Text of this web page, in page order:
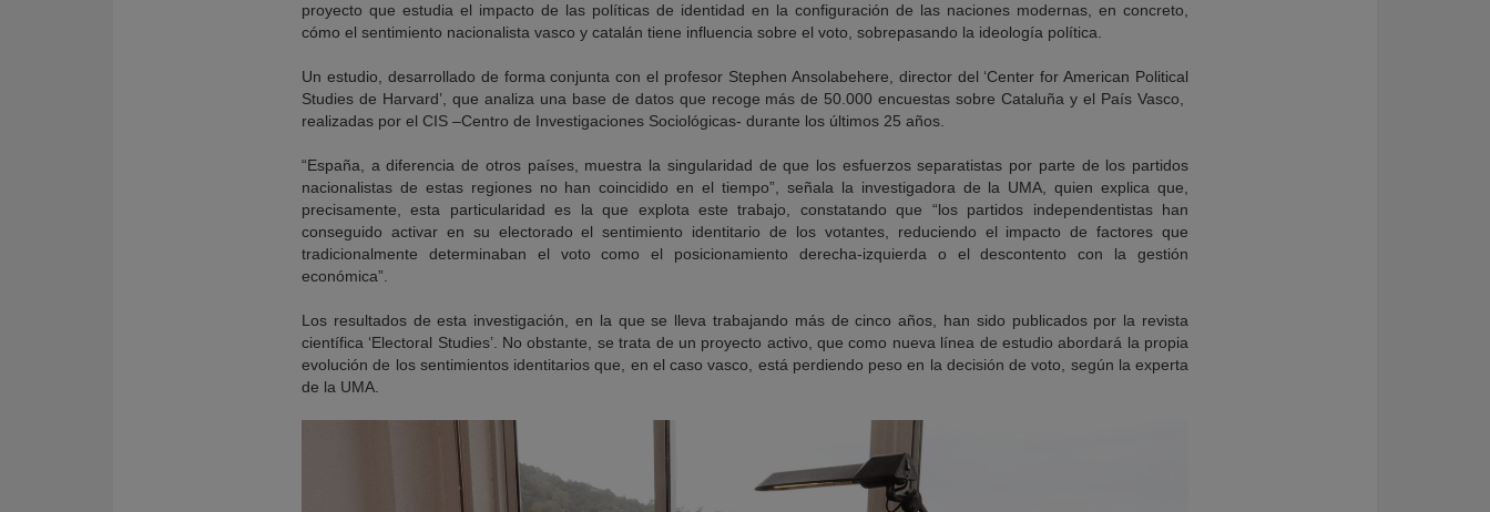
proyecto que estudia el impacto de las políticas de identidad en la configuración de las naciones modernas, en concreto,
cómo el sentimiento nacionalista vasco y catalán tiene influencia sobre el voto, sobrepasando la ideología política.
Un estudio, desarrollado de forma conjunta con el profesor Stephen Ansolabehere, director del ‘Center for American Political
Studies de Harvard’, que analiza una base de datos que recoge más de 50.000 encuestas sobre Cataluña y el País Vasco,
realizadas por el CIS –Centro de Investigaciones Sociológicas- durante los últimos 25 años.
“España, a diferencia de otros países, muestra la singularidad de que los esfuerzos separatistas por parte de los partidos
nacionalistas de estas regiones no han coincidido en el tiempo”, señala la investigadora de la UMA, quien explica que,
precisamente, esta particularidad es la que explota este trabajo, constatando que “los partidos independentistas han
conseguido activar en su electorado el sentimiento identitario de los votantes, reduciendo el impacto de factores que
tradicionalmente determinaban el voto como el posicionamiento derecha-izquierda o el descontento con la gestión
económica”.
Los resultados de esta investigación, en la que se lleva trabajando más de cinco años, han sido publicados por la revista
científica ‘Electoral Studies’. No obstante, se trata de un proyecto activo, que como nueva línea de estudio abordará la propia
evolución de los sentimientos identitarios que, en el caso vasco, está perdiendo peso en la decisión de voto, según la experta
de la UMA.